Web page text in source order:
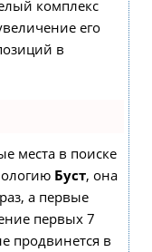
комплекс
его
в
места в поиске
Буст, она
а первые
первых 7
продвинется в